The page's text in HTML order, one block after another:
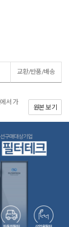
교환/반품/배송
에서 가
원본 보기